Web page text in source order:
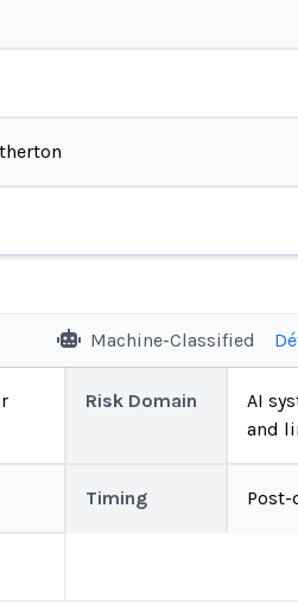
Machine-Classified
Risk Domain
AI
and
Timing